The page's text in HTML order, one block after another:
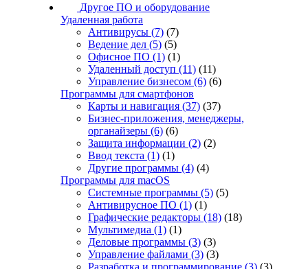
Другое ПО и оборудование
Удаленная работа
Антивирусы (7) (7)
Ведение дел (5) (5)
Офисное ПО (1) (1)
Удаленный доступ (11) (11)
Управление бизнесом (6) (6)
Программы для смартфонов
Карты и навигация (37) (37)
Бизнес-приложения, менеджеры,
органайзеры (6) (6)
Защита информации (2) (2)
Ввод текста (1) (1)
Другие программы (4) (4)
Программы для macOS
Системные программы (5) (5)
Антивирусное ПО (1) (1)
Графические редакторы (18) (18)
Мультимедиа (1) (1)
Деловые программы (3) (3)
Управление файлами (3) (3)
Разработка и программирование (3) (3)